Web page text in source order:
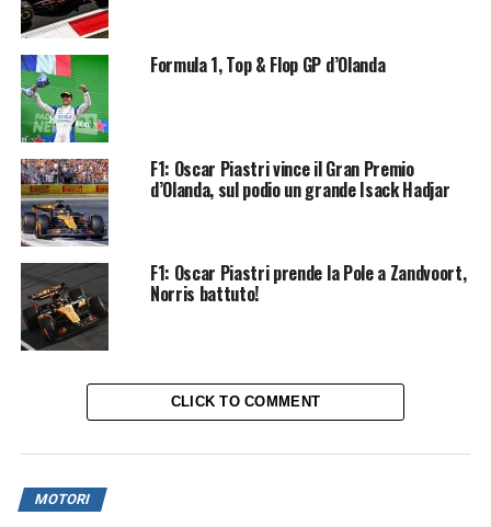
Formula 1, Top & Flop GP d’Olanda
F1: Oscar Piastri vince il Gran Premio
d’Olanda, sul podio un grande Isack Hadjar
F1: Oscar Piastri prende la Pole a Zandvoort,
Norris battuto!
CLICK TO COMMENT
MOTORI